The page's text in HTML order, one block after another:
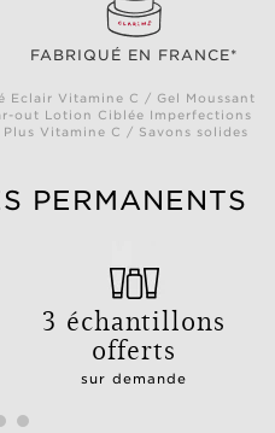
FABRIQUÉ EN FRANCE*
Eclair Vitamine C / Gel Moussant
out Lotion Ciblée Imperfections
Vitamine C / Savons solides
PERMANENTS
3 échantillons
offerts
sur demande